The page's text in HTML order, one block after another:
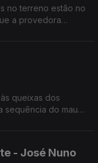
no terreno estão no
a provedora
queixas dos
sequência do mau
- José Nuno